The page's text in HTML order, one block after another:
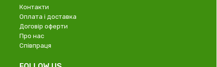
Контакти
Оплата і доставка
Договір оферти
Про нас
Співпраця